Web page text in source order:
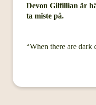
Devon Gilfillian är
ta miste på.
“When there are dark
the rising singer,
pandemic persisted